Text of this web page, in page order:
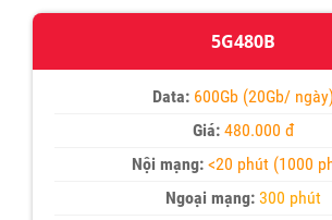
5G480B
Data: 600Gb (20Gb/ ngày)
Giá:480.000 đ
Nội mạng: <20 phút (1000
Ngoại mạng: 300 phút